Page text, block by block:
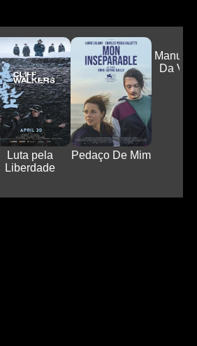
Luta pela
Liberdade
Pedaço De Mim
Manual
Da